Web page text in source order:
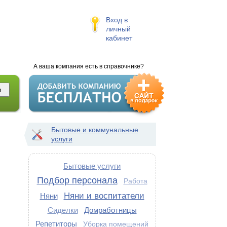
Вход в
личный
кабинет
А ваша компания есть в справочнике?
Бытовые и коммунальные
услуги
Бытовые услуги
Подбор персонала Работа
Няни Няни и воспитатели
Сиделки
Домработницы
Репетиторы
Уборка помещений